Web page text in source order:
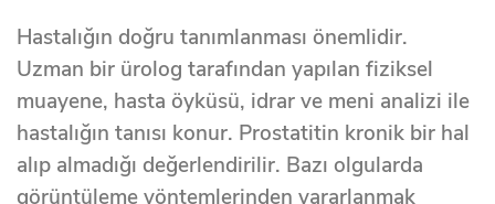
Hastalığın doğru tanımlanması önemlidir.
Uzman bir ürolog tarafından yapılan fiziksel
muayene, hasta öyküsü, idrar ve meni analizi ile
hastalığın tanısı konur. Prostatitin kronik bir hal
alıp almadığı değerlendirilir. Bazı olgularda
görüntüleme yöntemlerinden yararlanmak